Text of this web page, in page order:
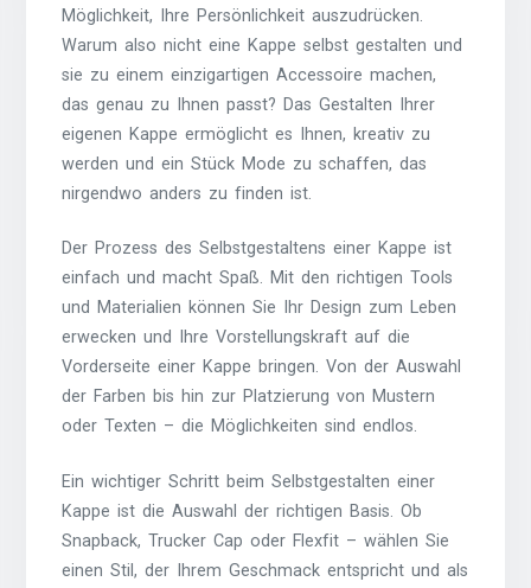
Möglichkeit, Ihre Persönlichkeit auszudrücken.
Warum also nicht eine Kappe selbst gestalten und
sie zu einem einzigartigen Accessoire machen,
das genau zu Ihnen passt? Das Gestalten Ihrer
eigenen Kappe ermöglicht es Ihnen, kreativ zu
werden und ein Stück Mode zu schaffen, das
nirgendwo anders zu finden ist.
Der Prozess des Selbstgestaltens einer Kappe ist
einfach und macht Spaß. Mit den richtigen Tools
und Materialien können Sie Ihr Design zum Leben
erwecken und Ihre Vorstellungskraft auf die
Vorderseite einer Kappe bringen. Von der Auswahl
der Farben bis hin zur Platzierung von Mustern
oder Texten – die Möglichkeiten sind endlos.
Ein wichtiger Schritt beim Selbstgestalten einer
Kappe ist die Auswahl der richtigen Basis. Ob
Snapback, Trucker Cap oder Flexfit – wählen Sie
einen Stil, der Ihrem Geschmack entspricht und als